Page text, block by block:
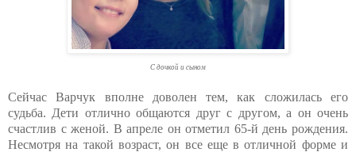
С дочкой и сыном
Сейчас Варчук вполне доволен тем, как сложилась его
судьба. Дети отлично общаются друг с другом, а он очень
счастлив с женой. В апреле он отметил 65-й день рождения.
Несмотря на такой возраст, он все еще в отличной форме и